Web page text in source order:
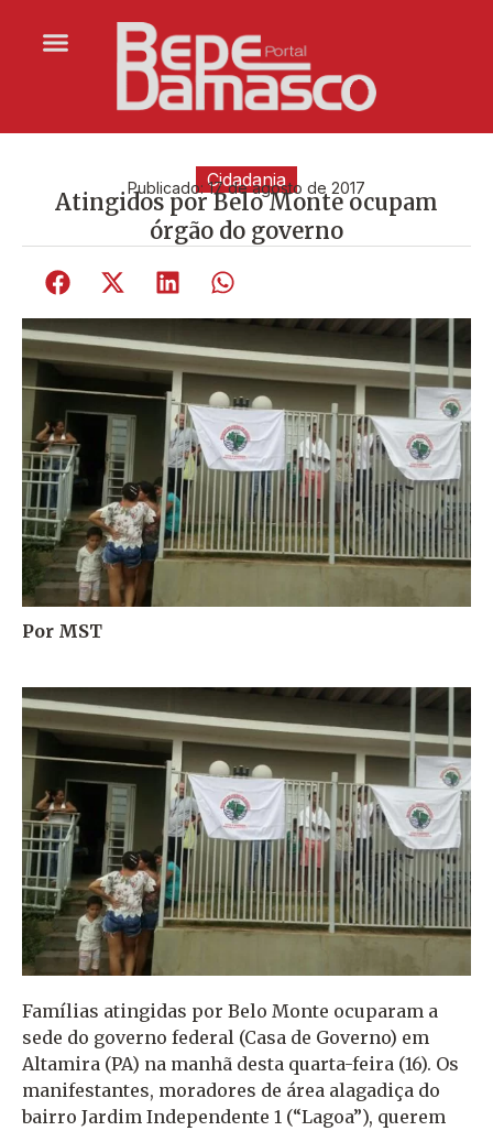
Cidadania
Publicado:17 de agosto de 2017
Atingidos por Belo Monte ocupam
órgão do governo
Por MST
Famílias atingidas por Belo Monte ocuparam a
sede do governo federal (Casa de Governo) em
Altamira (PA) na manhã desta quarta-feira (16). Os
manifestantes, moradores de área alagadiça do
bairro Jardim Independente 1 (“Lagoa”), querem